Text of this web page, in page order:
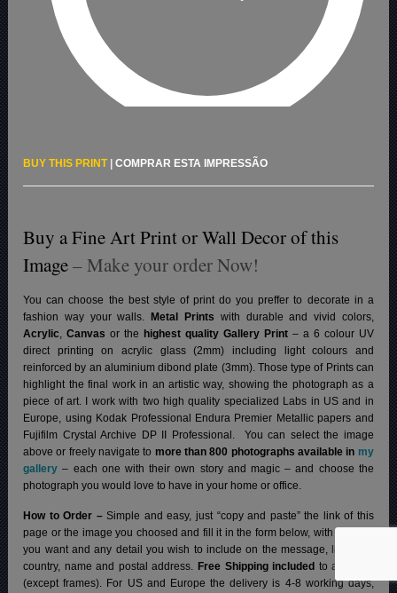
BUY THIS PRINT |COMPRAR ESTA IMPRESSÃO
Buy a Fine Art Print or Wall Decor of this
Image– Make your order Now!
You can choose the best style of print do you preffer to decorate in a
fashion way your walls.Metal Prints with durable and vivid colors,
Acrylic ,Canvas or the highest quality Gallery Print– a 6 colour UV
direct printing on acrylic glass (2mm) including light colours and
reinforced by an aluminium dibond plate (3mm). Those type of Prints can
highlight the final work in an artistic way, showing the photograph as a
piece of art. I work with two high quality specialized Labs in US and in
Europe, using Kodak Professional Endura Premier Metallic papers and
Fujifilm Crystal Archive DP II Professional. You can select the image
above or freely navigate to more than 800 photographs available in my
gallery – each one with their own story and magic – and choose the
photograph you would love to have in your home or office.
How to Order –Simple and easy, just “copy and paste” the link of this
page or the image you choosed and fill it in the form below, with the size
you want and any detail you wish to include on the message, like your
country, name and postal address. Free Shipping included to all prints
(except frames). For US and Europe the delivery is 4-8 working days,